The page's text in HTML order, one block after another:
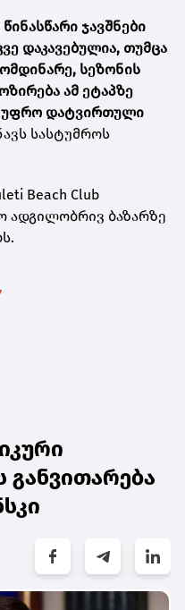
ჯავშნები
დაკავებულია, თუმცა
სეზონის
ამ ეტაპზე
უფრო დატვირთული
სასტუმროს
Beach Club
ადგილობრივ ბაზარზე